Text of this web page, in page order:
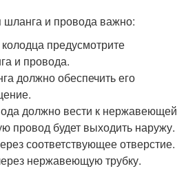
и провода важно:
предусмотрите
и провода.
должно обеспечить его
должно вести к нержавеющей
провод будет выходить наружу.
соответствующее отверстие.
нержавеющую трубку.